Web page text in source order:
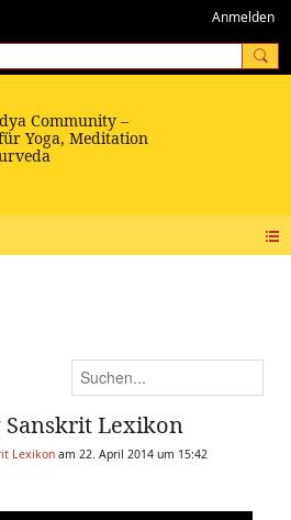
Anmelden
Lexikon
Lexikon am 22. April 2014 um 15:42